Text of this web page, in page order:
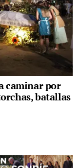
caminar por
batallas